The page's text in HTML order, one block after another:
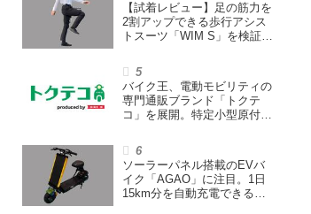
【試着レビュー】足の筋力を
2割アップできる歩行アシス
トスーツ「WIM S」を検証。
も言われる理由を探る
バイク王、電動モビリティの
専門通販ブランド「トクテ
コ」を展開。特定小型原付や
ソーラーパネル搭載のEVバ
イク「AGAO」に注目。1日
15km分を自動充電できる